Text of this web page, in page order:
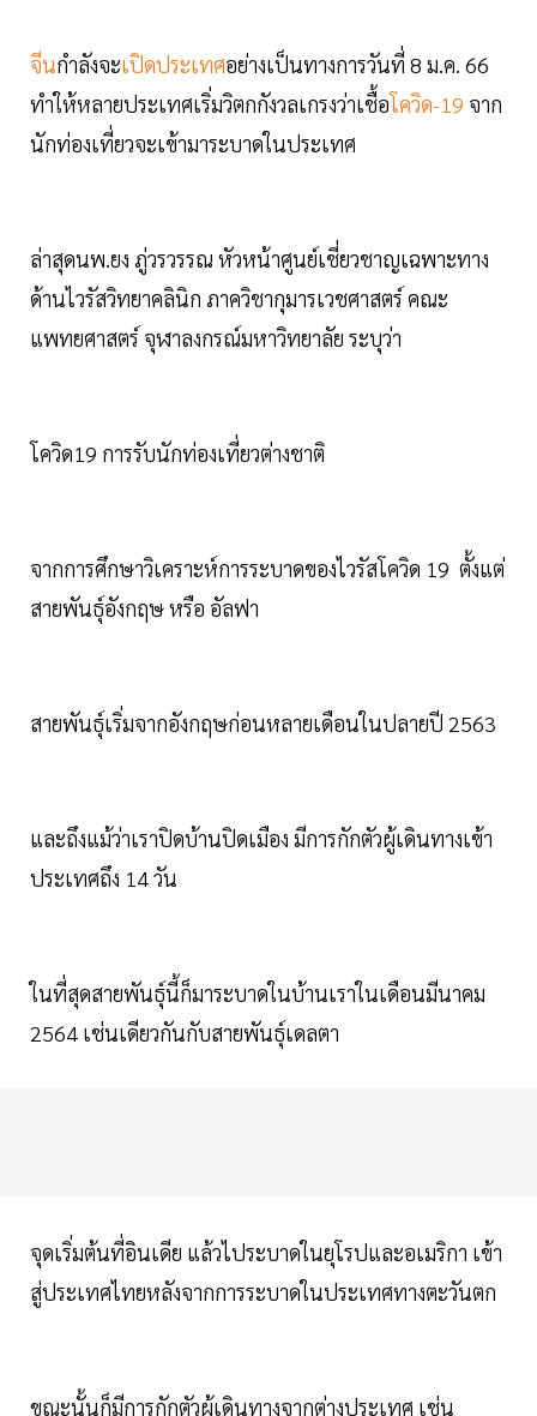
จีนกำลังจะเปิดประเทศอย่างเป็นทางการวันที่ 8 ม.ค. 66
ทำให้หลายประเทศเริ่มวิตกกังวลเกรงว่าเชื้อโควิด-19 จาก
นักท่องเที่ยวจะเข้ามาระบาดในประเทศ
ล่าสุดนพ.ยง ภู่วรวรรณ หัวหน้าศูนย์เชี่ยวชาญเฉพาะทาง
ด้านไวรัสวิทยาคลินิก ภาควิชากุมารเวชศาสตร์ คณะ
แพทยศาสตร์ จุฬาลงกรณ์มหาวิทยาลัย ระบุว่า
โควิด19 การรับนักท่องเที่ยวต่างชาติ
จากการศึกษาวิเคราะห์การระบาดของไวรัสโควิด 19 ตั้งแต่
สายพันธุ์อังกฤษ หรือ อัลฟา
สายพันธุ์เริ่มจากอังกฤษก่อนหลายเดือนในปลายปี 2563
และถึงแม้ว่าเราปิดบ้านปิดเมือง มีการกักตัวผู้เดินทางเข้า
ประเทศถึง 14 วัน
ในที่สุดสายพันธุ์นี้ก็มาระบาดในบ้านเราในเดือนมีนาคม
2564 เช่นเดียวกันกับสายพันธุ์เดลตา
จุดเริ่มต้นที่อินเดีย แล้วไประบาดในยุโรปและอเมริกา เข้า
สู่ประเทศไทยหลังจากการระบาดในประเทศทางตะวันตก
ขณะนั้นก็มีการกักตัวผู้เดินทางจากต่างประเทศ เช่น